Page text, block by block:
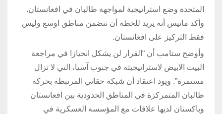
المتحدة وضع استراتيجية لمواجهة طالبان في افغانستان.
وأكد ماتيس أنه يريد للخطة أن تتضمن مناطق اوسع وليس
فقط التركيز على افغانستان.
وأوضح ستامب أن “القرار لن يشكل انحيازا في مراجعة
البيت الابيض لاستراتيجيته في جنوب آسيا، التي لا تزال
مستمرة”. ويود اعتقاد أن شبكة حقاني المرتبطة بحركة
طالبان المتمركزة في المناطق الحدودية بين افغانستان
وباكستان لديها علاقات مع المؤسسة العسكرية في